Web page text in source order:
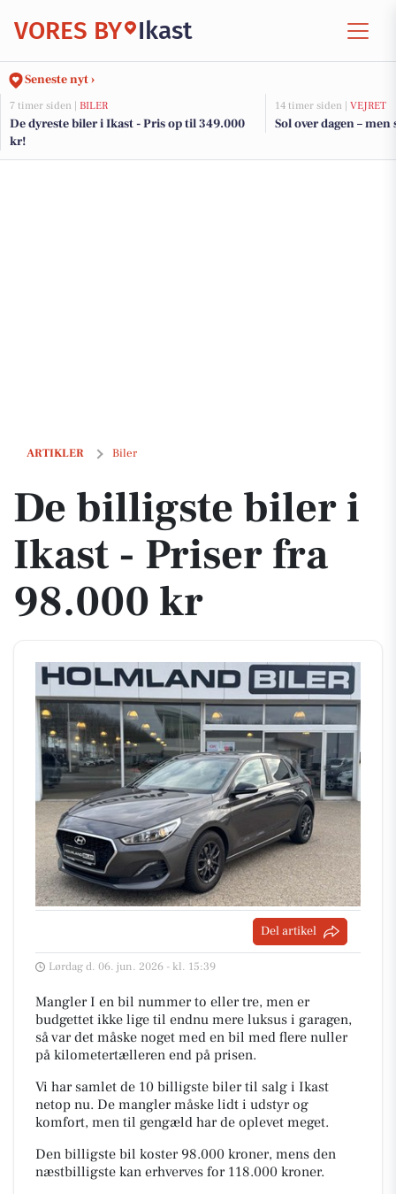
VORES BY Ikast
Seneste nyt ›
7 timer siden | BILER
De dyreste biler i Ikast - Pris op til 349.000
kr!
14 timer siden | VEJRET
Sol over dagen –
ARTIKLER Biler
De billigste biler i Ikast - Priser fra 98.000 kr
De billigste biler i
Ikast - Priser fra
98.000 kr
Del artikel
Lørdag d. 06. jun. 2026 - kl. 15:39
Mangler I en bil nummer to eller tre, men er
budgettet ikke lige til endnu mere luksus i garagen,
så var det måske noget med en bil med flere nuller
på kilometertælleren end på prisen.
Vi har samlet de 10 billigste biler til salg i Ikast
netop nu. De mangler måske lidt i udstyr og
komfort, men til gengæld har de oplevet meget.
Den billigste bil koster 98.000 kroner, mens den
næstbilligste kan erhverves for 118.000 kroner.